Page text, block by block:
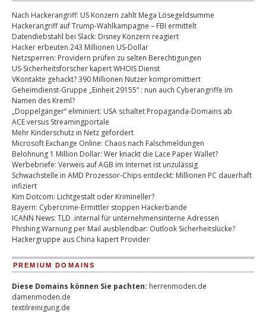
Nach Hackerangriff: US Konzern zahlt Mega Lösegeldsumme
Hackerangriff auf Trump-Wahlkampagne – FBI ermittelt
Datendiebstahl bei Slack: Disney Konzern reagiert
Hacker erbeuten 243 Millionen US-Dollar
Netzsperren: Providern prüfen zu selten Berechtigungen
US-Sicherheitsforscher kapert WHOIS Dienst
VKontakte gehackt? 390 Millionen Nutzer kompromittiert
Geheimdienst-Gruppe „Einheit 29155“ : nun auch Cyberangriffe im
Namen des Kreml?
„Doppelgänger“ eliminiert: USA schaltet Propaganda-Domains ab
ACE versus Streamingportale
Mehr Kinderschutz in Netz gefordert
Microsoft Exchange Online: Chaos nach Falschmeldungen
Belohnung 1 Million Dollar: Wer knackt die Lace Paper Wallet?
Werbebriefe: Verweis auf AGB im Internet ist unzulässig
Schwachstelle in AMD Prozessor-Chips entdeckt: Millionen PC dauerhaft
infiziert
Kim Dotcom: Lichtgestalt oder Krimineller?
Bayern: Cybercrime-Ermittler stoppen Hackerbande
ICANN News: TLD .internal für unternehmensinterne Adressen
Phishing Warnung per Mail ausblendbar: Outlook Sicherheitslücke?
Hackergruppe aus China kapert Provider
PREMIUM DOMAINS
Diese Domains können Sie pachten: herrenmoden.de
damenmoden.de
textilreinigung.de